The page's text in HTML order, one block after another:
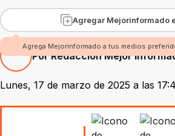
Agregar Mejorinformado
Agrega Mejorinformado a tus medios
Por Redacción Mejor
Lunes, 17 de marzo de 2025 a las